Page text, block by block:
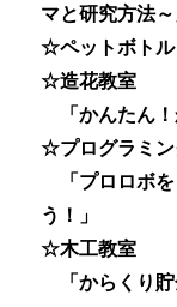
マと研究方法～
☆ペットボト
☆造花教室
「かんたん！
☆プログラミ
「プロロボを
う！」
☆木工教室
「からくり貯